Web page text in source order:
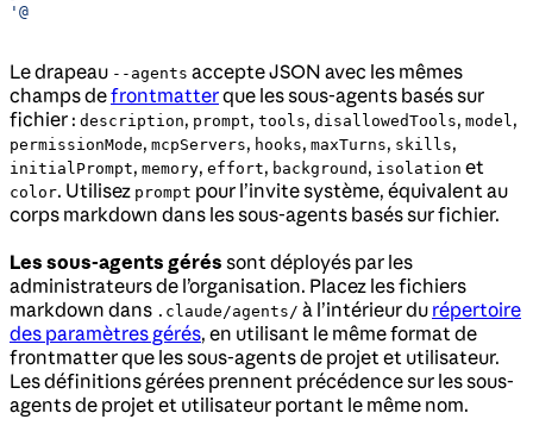
'@
Le drapeau --agents accepte JSON avec les mêmes
champs defrontmatterque les sous-agents basés sur
fichier : description, prompt, tools, disallowedTools, model ,
permissionMode, mcpServers, hooks, maxTurns, skills,
initialPrompt, memory, effort, background , isolation et
color. Utilisez prompt pour l’invite système, équivalent au
corps markdown dans les sous-agents basés sur fichier.
Les sous-agents gérés sont déployés par les
administrateurs de l’organisation. Placez les fichiers
markdown dans .claude/agents/ à l’intérieur du répertoire
des paramètres gérés, en utilisant le même format de
frontmatter que les sous-agents de projet et utilisateur.
Les définitions gérées prennent précédence sur les sous-
agents de projet et utilisateur portant le même nom.